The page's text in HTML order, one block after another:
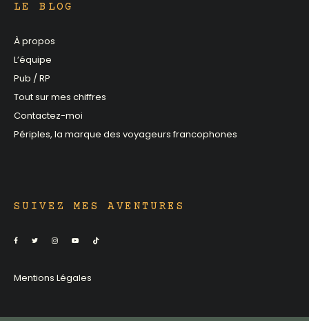
LE BLOG
À propos
L’équipe
Pub / RP
Tout sur mes chiffres
Contactez-moi
Périples, la marque des voyageurs francophones
SUIVEZ MES AVENTURES
Mentions Légales